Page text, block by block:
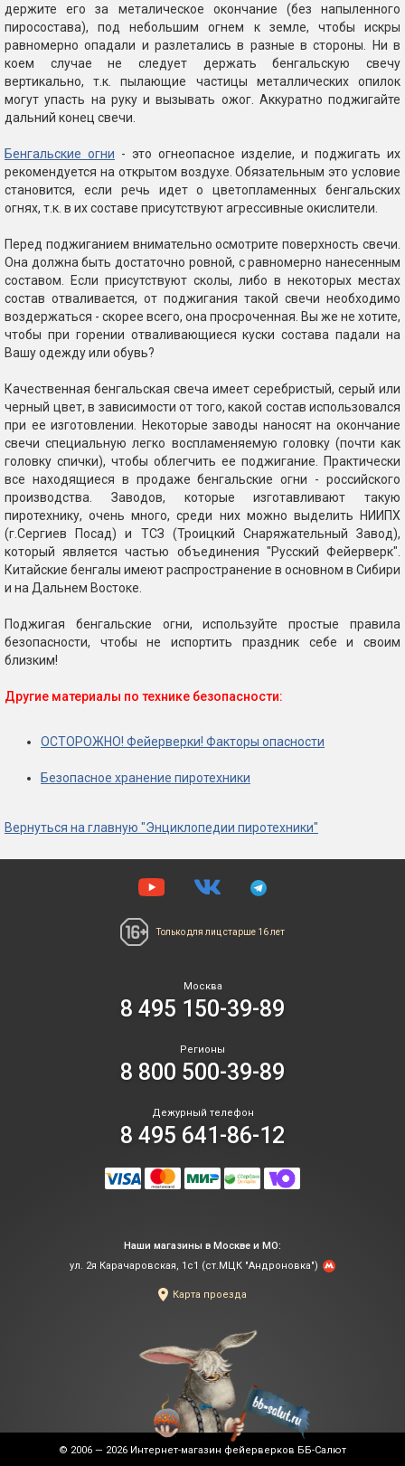
держите его за металическое окончание (без напыленного
пиросостава), под небольшим огнем к земле, чтобы искры
равномерно опадали и разлетались в разные в стороны. Ни в
коем случае не следует держать бенгальскую свечу
вертикально, т.к. пылающие частицы металлических опилок
могут упасть на руку и вызывать ожог. Аккуратно поджигайте
дальний конец свечи.
Бенгальские огни - это огнеопасное изделие, и поджигать их
рекомендуется на открытом воздухе. Обязательным это условие
становится, если речь идет о цветопламенных бенгальских
огнях, т.к. в их составе присутствуют агрессивные окислители.
Перед поджиганием внимательно осмотрите поверхность свечи.
Она должна быть достаточно ровной, с равномерно нанесенным
составом. Если присутствуют сколы, либо в некоторых местах
состав отваливается, от поджигания такой свечи необходимо
воздержаться - скорее всего, она просроченная. Вы же не хотите,
чтобы при горении отваливающиеся куски состава падали на
Вашу одежду или обувь?
Качественная бенгальская свеча имеет серебристый, серый или
черный цвет, в зависимости от того, какой состав использовался
при ее изготовлении. Некоторые заводы наносят на окончание
свечи специальную легко воспламеняемую головку (почти как
головку спички), чтобы облегчить ее поджигание. Практически
все находящиеся в продаже бенгальские огни - российского
производства. Заводов, которые изготавливают такую
пиротехнику, очень много, среди них можно выделить НИИПХ
(г.Сергиев Посад) и ТСЗ (Троицкий Снаряжательный Завод),
который является частью объединения "Русский Фейерверк".
Китайские бенгалы имеют распространение в основном в Сибири
и на Дальнем Востоке.
Поджигая бенгальские огни, используйте простые правила
безопасности, чтобы не испортить праздник себе и своим
близким!
Другие материалы по технике безопасности:
ОСТОРОЖНО! Фейерверки! Факторы опасности
Безопасное хранение пиротехники
Вернуться на главную "Энциклопедии пиротехники"
Только для лицстарше 16 лет
Москва
8 495 150-39-89
Регионы
8 800 500-39-89
Дежурный телефон
8 495 641-86-12
Наши магазины в Москве и МО:
ул. 2я Карачаровская, 1с1 (ст.МЦК "Андроновка")
Карта проезда
© 2006 — 2026 Интернет-магазин фейерверков ББ-Салют